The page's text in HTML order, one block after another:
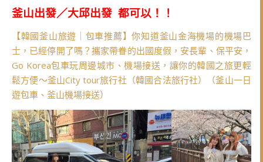
釜山出發／大邱出發 都可以！！
【韓國釜山旅遊｜包車推薦】你知道釜山金海機場的機場巴
士，已經停開了嗎？攜家帶眷的出國度假，安長輩、保平安，
Go Korea包車玩周邊城市、機場接送，讓你的韓國之旅更輕
鬆方便～釜山City tour旅行社（韓國合法旅行社）（釜山一日
遊包車、釜山機場接送）